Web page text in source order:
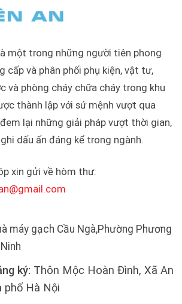
một trong những người tiên phong
cấp và phân phối phụ kiện, vật tư,
và phòng cháy chữa cháy trong khu
thành lập với sứ mệnh vượt qua
lại những giải pháp vượt thời gian,
dấu ấn đáng kể trong ngành.
xin gửi về hòm thư:
máy gạch Cầu Ngà,Phường Phương
ký: Thôn Mộc Hoàn Đình, Xã An
phố Hà Nội